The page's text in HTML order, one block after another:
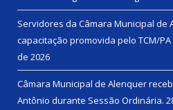
Servidores da Câmara Municipal de
capacitação promovida pelo TCM/
de 2026
Câmara Municipal de Alenquer
Antônio durante Sessão Ordinária.